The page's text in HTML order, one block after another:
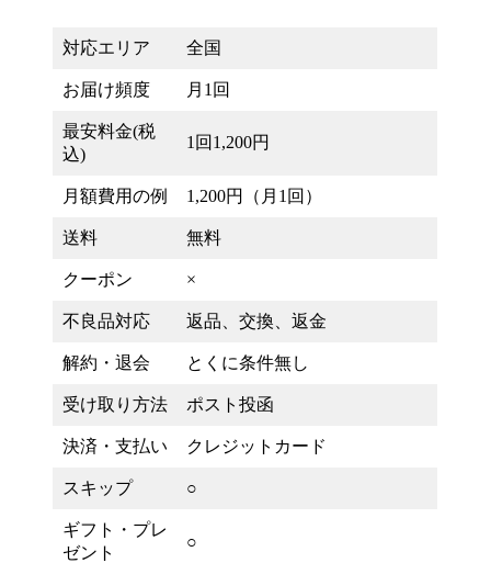
対応エリア 全国
お届け頻度 月1回
最安料金(税
込)
1回1,200円
月額費用の例 1,200円（月1回）
送料 無料
クーポン ×
不良品対応 返品、交換、返金
解約・退会 とくに条件無し
受け取り方法 ポスト投函
決済・支払い クレジットカード
スキップ ○
ギフト・プレ
ゼント
○